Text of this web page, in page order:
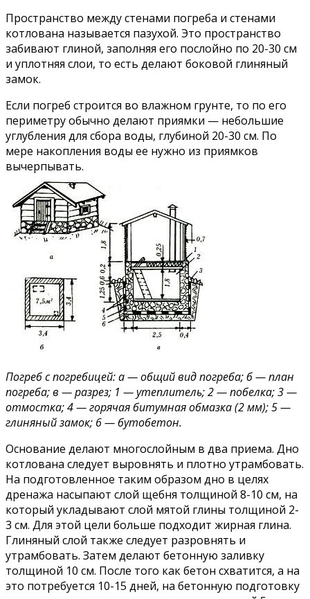
Пространство между стенами погреба и стенами
котлована называется пазухой. Это пространство
забивают глиной, заполняя его послойно по 20-30 см
и уплотняя слои, то есть делают боковой глиняный
замок.
Если погреб строится во влажном грунте, то по его
периметру обычно делают приямки — небольшие
углубления для сбора воды, глубиной 20-30 см. По
мере накопления воды ее нужно из приямков
вычерпывать.
Погреб с погребицей: а — общий вид погреба; б — план
погреба; в — разрез; 1 — утеплитель; 2 — побелка; 3 —
отмостка; 4 — горячая битумная обмазка (2 мм); 5 —
глиняный замок; 6 — бутобетон.
Основание делают многослойным в два приема. Дно
котлована следует выровнять и плотно утрамбовать.
На подготовленное таким образом дно в целях
дренажа насыпают слой щебня толщиной 8-10 см, на
который укладывают слой мятой глины толщиной 2-
3 см. Для этой цели больше подходит жирная глина.
Глиняный слой также следует разровнять и
утрамбовать. Затем делают бетонную заливку
толщиной 10 см. После того как бетон схватится, а на
это потребуется 10-15 дней, на бетонную подготовку